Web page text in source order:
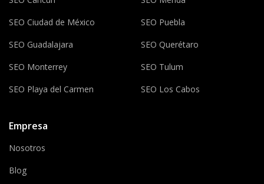
SEO Ciudad de México
SEO Guadalajara
SEO Monterrey
SEO Playa del Carmen
SEO Puebla
SEO Querétaro
SEO Tulum
SEO Los Cabos
Empresa
Nosotros
Blog